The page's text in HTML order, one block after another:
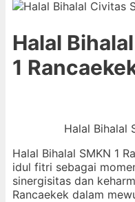
Halal
1
Halal Bihalal
Halal Bihalal SMKN 1
idul fitri sebagai
sinergisitas dan
Rancaekek dalam